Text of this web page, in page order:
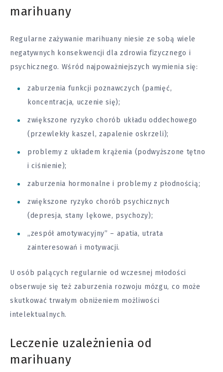
marihuany
Regularne zażywanie marihuany niesie ze sobą wiele
negatywnych konsekwencji dlazdrowia fizycznego i
psychicznego. Wśród najpoważniejszych wymienia się:
zaburzenia funkcji poznawczych (pamięć,
koncentracja, uczenie się);
zwiększone ryzyko chorób układu oddechowego
(przewlekły kaszel, zapalenie oskrzeli);
problemy z układem krążenia (podwyższone tętno
i ciśnienie);
zaburzenia hormonalne i problemy z płodnością;
zwiększone ryzyko chorób psychicznych
(depresja, stany lękowe, psychozy);
„zespół amotywacyjny” – apatia, utrata
zainteresowań i motywacji.
U osób palących regularnie od wczesnej młodości
obserwuje się też zaburzenia rozwoju mózgu, co może
skutkować trwałym obniżeniem możliwości
intelektualnych.
Leczenie uzależnienia od
marihuany